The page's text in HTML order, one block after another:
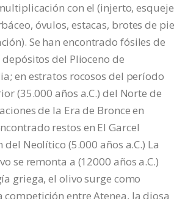
con el (injerto, esqueje
óvulos, estacas, brotes de pie
Se han encontrado fósiles de
del Plioceno de
en estratos rocosos del período
(35.000 años a.C.) del Norte de
de la Era de Bronce en
restos en El Garcel
Neolítico (5.000 años a.C.) La
se remonta a (12000 años a.C.)
griega, el olivo surge como
entre Atenea, la diosa